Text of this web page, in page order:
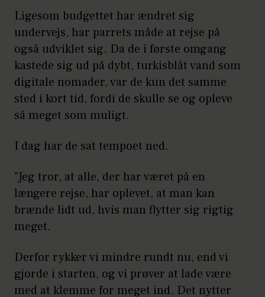
Ligesom budgettet har ændret sig
undervejs, har parrets måde at rejse på
også udviklet sig. Da de i første omgang
kastede sig ud på dybt, turkisblåt vand som
digitale nomader, var de kun det samme
sted i kort tid, fordi de skulle se og opleve
så meget som muligt.
I dag har de sat tempoet ned.
"Jeg tror, at alle, der har været på en
længere rejse, har oplevet, at man kan
brænde lidt ud, hvis man flytter sig rigtig
meget.
Derfor rykker vi mindre rundt nu, end vi
gjorde i starten, og vi prøver at lade være
med at klemme for meget ind. Det nytter